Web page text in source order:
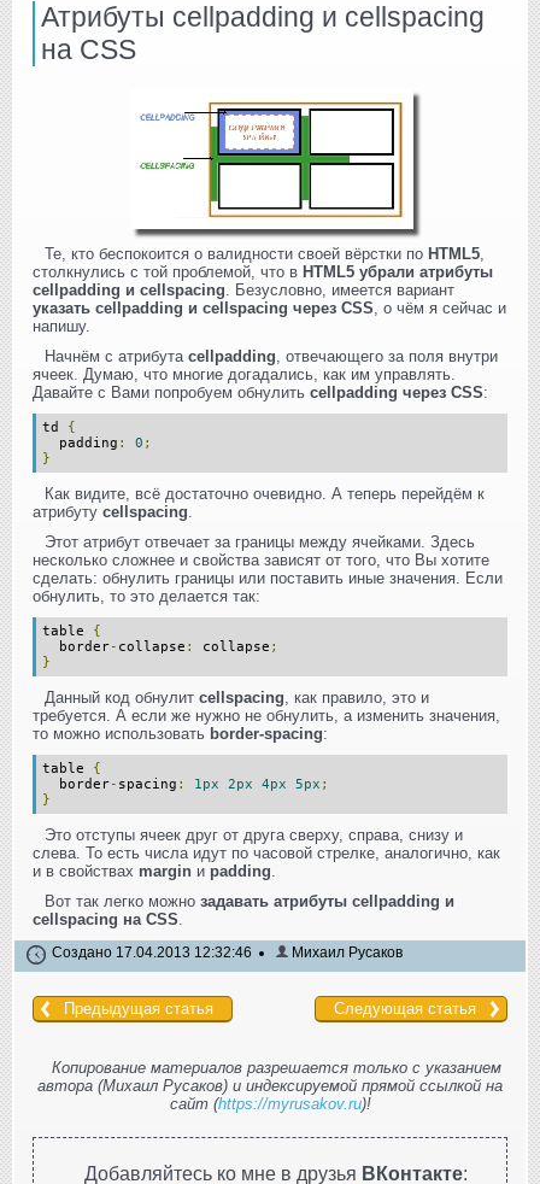
Атрибуты cellpadding и cellspacing
на CSS
Те, кто беспокоится о валидности своей вёрстки по HTML5,
столкнулись с той проблемой, что в HTML5 убрали атрибуты
cellpadding и cellspacing. Безусловно, имеется вариант
указать cellpadding и cellspacing через CSS, о чём я сейчас и
напишу.
Начнём с атрибута cellpadding, отвечающего за поля внутри
ячеек. Думаю, что многие догадались, как им управлять.
Давайте с Вами попробуем обнулить cellpadding через CSS:
td {
padding : 0 ;
}
Как видите, всё достаточно очевидно. А теперь перейдём к
атрибуту cellspacing.
Этот атрибут отвечает за границы между ячейками. Здесь
несколько сложнее и свойства зависят от того, что Вы хотите
сделать: обнулить границы или поставить иные значения. Если
обнулить, то это делается так:
table {
border- collapse : collapse ;
}
Данный код обнулит cellspacing, как правило, это и
требуется. А если же нужно не обнулить, а изменить значения,
то можно использовать border-spacing:
table {
border- spacing : 1px 2px 4px 5px ;
}
Это отступы ячеек друг от друга сверху, справа, снизу и
слева. То есть числа идут по часовой стрелке, аналогично, как
и в свойствах margin и padding.
Вот так легко можно задавать атрибуты cellpadding и
cellspacing на CSS.
Создано 17.04.2013 12:32:46 Михаил Русаков
Предыдущая статья Следующая статья
Копирование материалов разрешается только с указанием
автора (Михаил Русаков) и индексируемой прямой ссылкой на
сайт (https://myrusakov.ru)!
Добавляйтесь ко мне в друзья ВКонтакте: